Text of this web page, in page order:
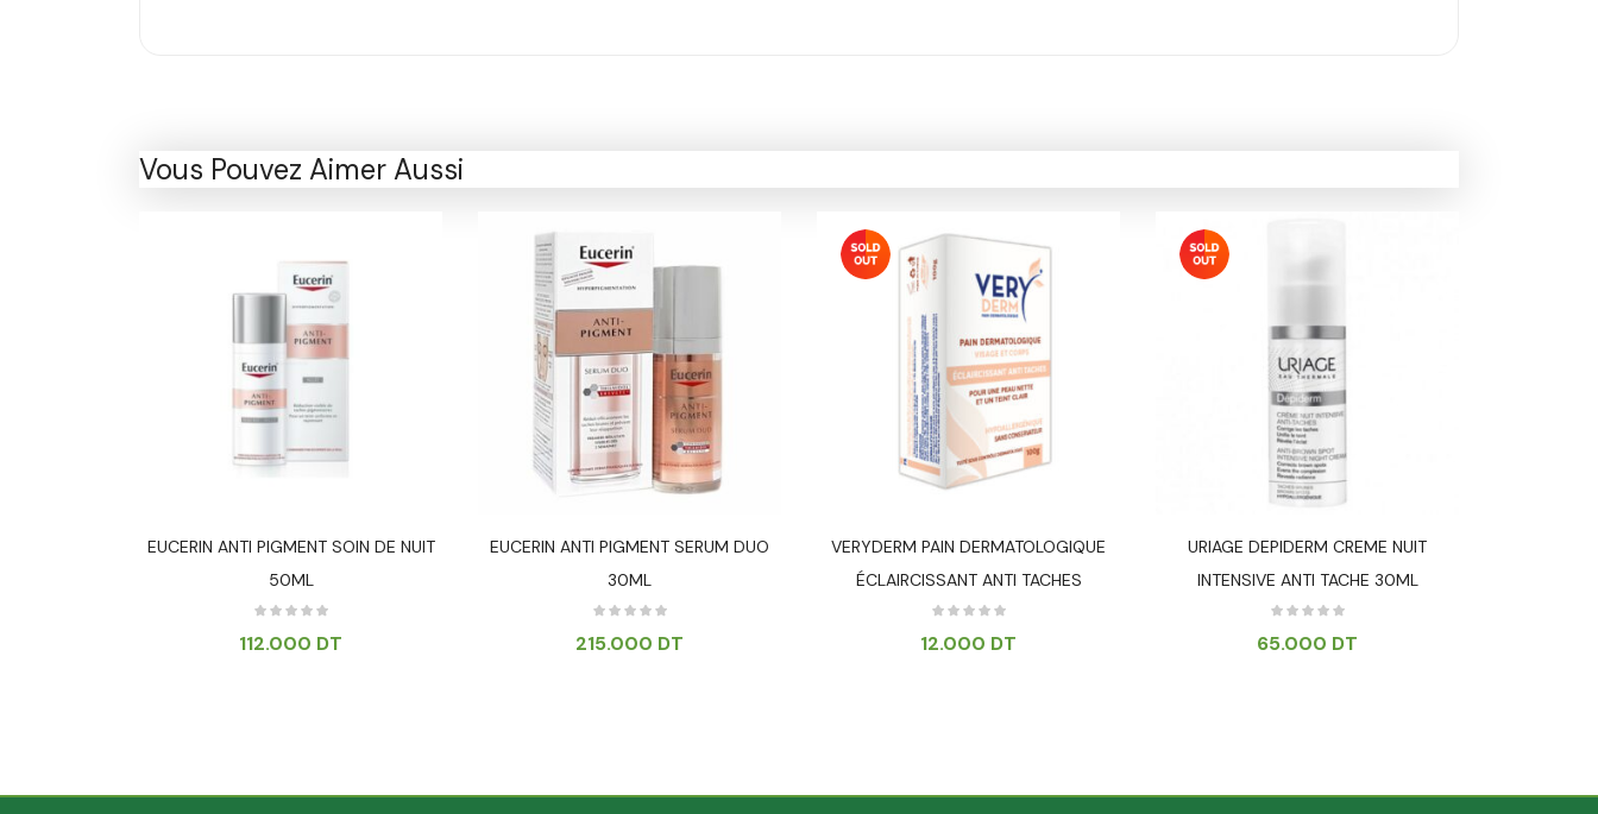
Vous Pouvez Aimer Aussi
EUCERIN ANTI PIGMENT SOIN DE NUIT
50ML
112.000 DT
EUCERIN ANTI PIGMENT SERUM DUO
30ML
215.000 DT
VERYDERM PAIN DERMATOLOGIQUE
ÉCLAIRCISSANT ANTI TACHES
12.000 DT
URIAGE DEPIDERM CREME NUIT
INTENSIVE ANTI TACHE 30ML
65.000 DT